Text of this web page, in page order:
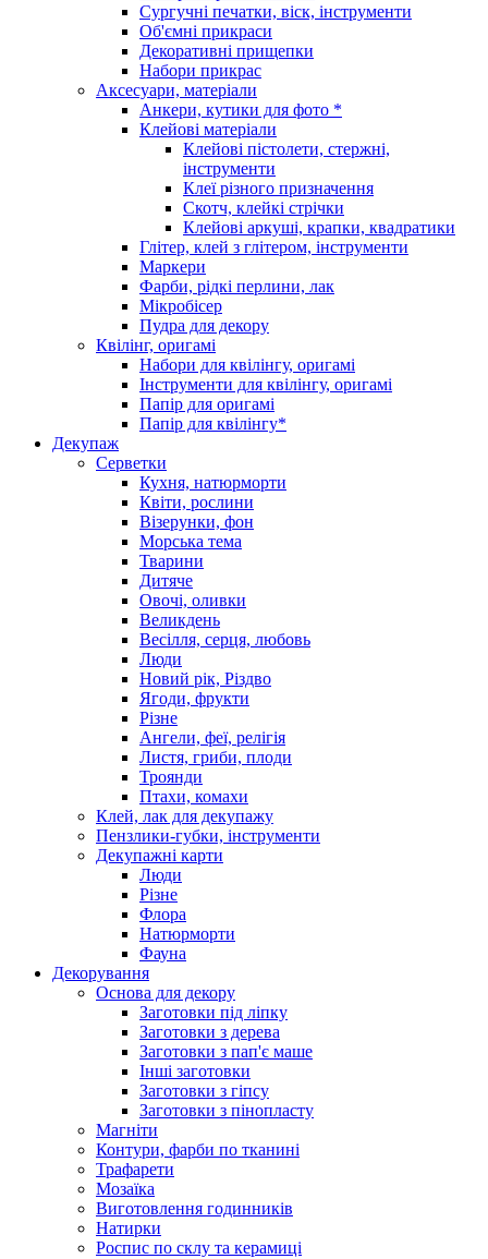
Сургучні печатки, віск, інструменти
Об'ємні прикраси
Декоративні прищепки
Набори прикрас
Аксесуари, матеріали
Анкери, кутики для фото *
Клейові матеріали
Клейові пістолети, стержні,
інструменти
Клеї різного призначення
Скотч, клейкі стрічки
Клейові аркуші, крапки, квадратики
Глітер, клей з глітером, інструменти
Маркери
Фарби, рідкі перлини, лак
Мікробісер
Пудра для декору
Квілінг, оригамі
Набори для квілінгу, оригамі
Інструменти для квілінгу, оригамі
Папір для оригамі
Папір для квілінгу*
Декупаж
Серветки
Кухня, натюрморти
Квіти, рослини
Візерунки, фон
Морська тема
Тварини
Дитяче
Овочі, оливки
Великдень
Весілля, серця, любовь
Люди
Новий рік, Різдво
Ягоди, фрукти
Різне
Ангели, феї, релігія
Листя, гриби, плоди
Троянди
Птахи, комахи
Клей, лак для декупажу
Пензлики-губки, інструменти
Декупажні карти
Люди
Різне
Флора
Натюрморти
Фауна
Декорування
Основа для декору
Заготовки під ліпку
Заготовки з дерева
Заготовки з пап'є маше
Інші заготовки
Заготовки з гіпсу
Заготовки з пінопласту
Магніти
Контури, фарби по тканині
Трафарети
Мозаїка
Виготовлення годинників
Натирки
Роспис по склу та керамиці